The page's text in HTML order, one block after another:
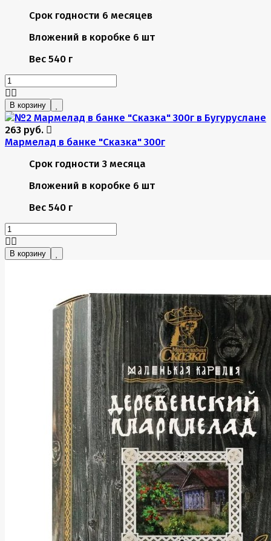
Срок годности 6 месяцев
Вложений в коробке 6 шт
Вес 540 г
В корзину
263 руб.
Мармелад в банке "Сказка" 300г
Срок годности 3 месяца
Вложений в коробке 6 шт
Вес 540 г
В корзину